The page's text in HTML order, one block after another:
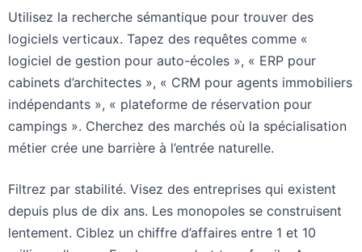
Utilisez la recherche sémantique pour trouver des
logiciels verticaux. Tapez des requêtes comme «
logiciel de gestion pour auto-écoles », « ERP pour
cabinets d’architectes », « CRM pour agents immobiliers
indépendants », « plateforme de réservation pour
campings ». Cherchez des marchés où la spécialisation
métier crée une barrière à l’entrée naturelle.
Filtrez par stabilité. Visez des entreprises qui existent
depuis plus de dix ans. Les monopoles se construisent
lentement. Ciblez un chiffre d’affaires entre 1 et 10